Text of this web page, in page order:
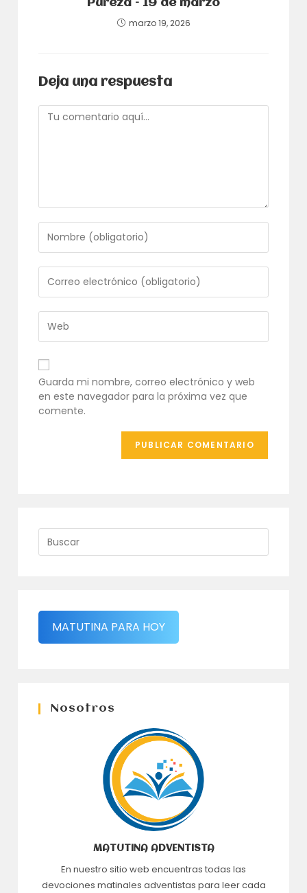
Pureza – 19 de marzo
marzo 19, 2026
Deja una respuesta
Comentario
tu
nombre
o
nombre
de
usuario
para
comentar
tu
dirección
de
correo
electrónico
para
comentar
URL
de
tu
web
(opcional)
Guarda mi nombre, correo electrónico y web
en este navegador para la próxima vez que
comente.
MATUTINA PARA HOY
Nosotros
MATUTINA ADVENTISTA
En nuestro sitio web encuentras todas las
devociones matinales adventistas para leer cada